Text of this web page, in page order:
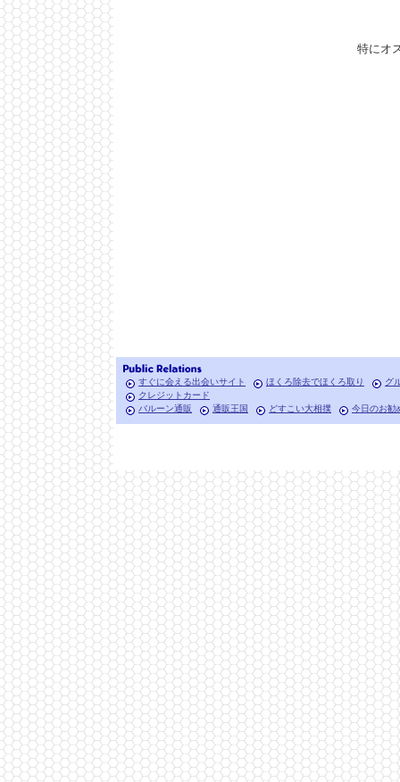
特に
すぐに会える出会いサイト ほくろ除去でほくろ取り
グ
クレジットカード
バルーン通販
通販王国 どすこい大相撲 今日のお勧